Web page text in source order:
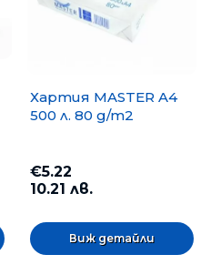
Хартия MASTER A4
500 л. 80 g/m2
€5.22
10.21 лв.
Виж детайли